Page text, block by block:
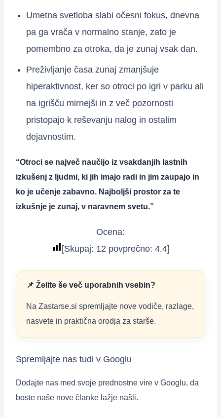
Umetna svetloba slabi očesni fokus, dnevna
pa ga vrača v normalno stanje, zato je
pomembno za otroka, da je zunaj vsak dan.
Preživljanje časa zunaj zmanjšuje
hiperaktivnost, ker so otroci po igri v parku ali
na igrišču mirnejši in z več pozornosti
pristopajo k reševanju nalog in ostalim
dejavnostim.
“Otroci se največ naučijo iz vsakdanjih lastnih
izkušenj z ljudmi, ki jih imajo radi in jim zaupajo in
ko je učenje zabavno. Najboljši prostor za te
izkušnje je zunaj, v naravnem svetu.”
Ocena:
[Skupaj: 12 povprečno: 4.4]
📌 Želite še več uporabnih vsebin?
Na Zastarse.si spremljajte nove vodiče, razlage,
nasvete in praktična orodja za starše.
Spremljajte nas tudi v Googlu
Dodajte nas med svoje prednostne vire v Googlu, da
boste naše nove članke lažje našli.